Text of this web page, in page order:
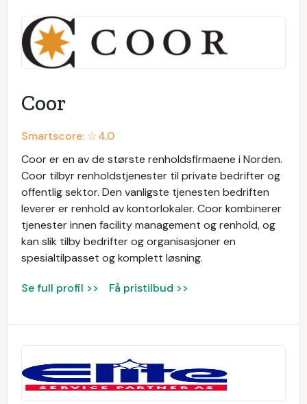
Coor
Smartscore: ☆4.0
Coor er en av de største renholdsfirmaene i Norden.
Coor tilbyr renholdstjenester til private bedrifter og
offentlig sektor. Den vanligste tjenesten bedriften
leverer er renhold av kontorlokaler. Coor kombinerer
tjenester innen facility management og renhold, og
kan slik tilby bedrifter og organisasjoner en
spesialtilpasset og komplett løsning.
Se full profil >> Få pristilbud >>